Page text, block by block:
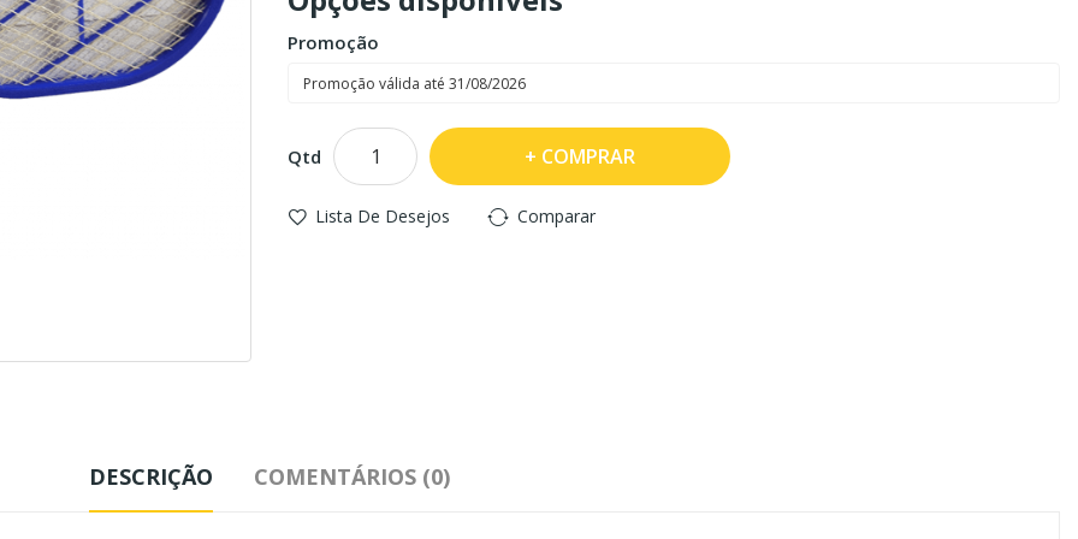
Promoção
Qtd COMPRAR
Lista De Desejos Comparar
DESCRIÇÃO COMENTÁRIOS (0)